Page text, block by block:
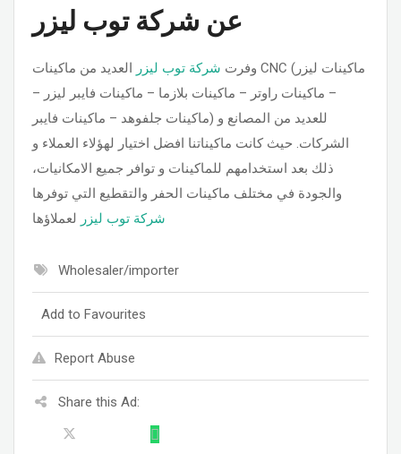
عن شركة توب ليزر
وفرت شركة توب ليزر
العديد من ماكينات CNC (ماكينات ليزر
– ماكينات راوتر – ماكينات بلازما – ماكينات فايبر ليزر –
ماكينات جلفوهد – ماكينات فايبر) للعديد من المصانع و
الشركات. حيث كانت ماكيناتنا افضل اختيار لهؤلاء العملاء و
ذلك بعد استخدامهم للماكينات و توافر جميع الامكانيات،
والجودة في مختلف ماكينات الحفر والتقطيع التي توفرها
شركة توب ليزر لعملاؤها
Wholesaler/importer
Add to Favourites
Report Abuse
Share this Ad: